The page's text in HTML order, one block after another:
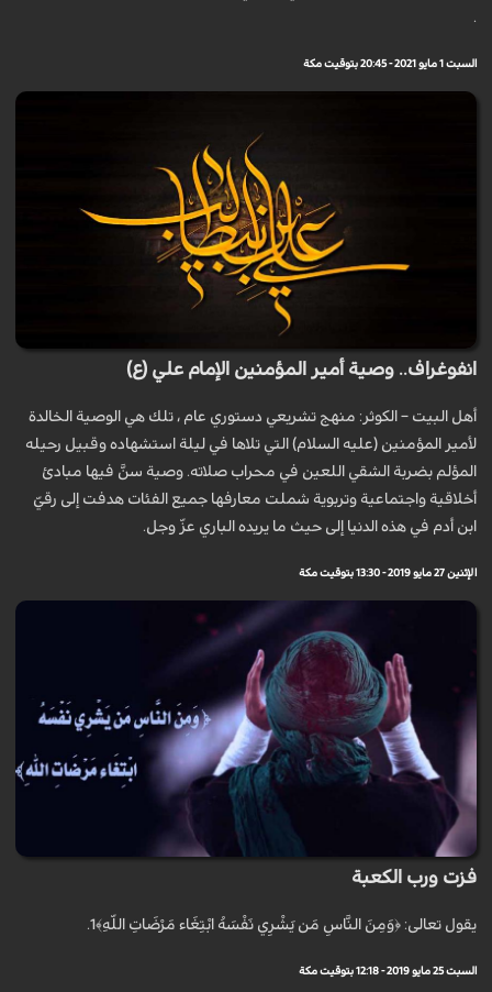
السبت 1 مايو 2021 - 20:45 بتوقيت مكة
انفوغراف.. وصية أمير المؤمنين الإمام علي (ع)
أهل البيت – الكوثر: منهج تشريعي دستوري عام ، تلك هي الوصية الخالدة
لأمير المؤمنين (عليه السلام) التي تلاها في ليلة استشهاده وقبيل رحيله
المؤلم بضربة الشقي اللعين في محراب صلاته. وصية سنَّ فيها مبادئ
أخلاقية واجتماعية وتربوية شملت معارفها جميع الفئات هدفت إلى رقيّ
ابن أدم في هذه الدنيا إلى حيث ما يريده الباري عزّ وجل.
الإثنين 27 مايو 2019 - 13:30 بتوقيت مكة
فزت ورب الكعبة
يقول تعالى: ﴿وَمِنَ النَّاسِ مَن يَشْرِي نَفْسَهُ ابْتِغَاء مَرْضَاتِ اللّهِ﴾1.
السبت 25 مايو 2019 - 12:18 بتوقيت مكة